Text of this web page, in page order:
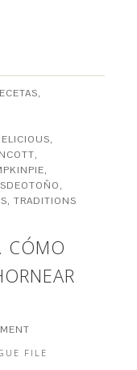
,
,
,
,
,
,TRADITIONS
CÓMO
FILE